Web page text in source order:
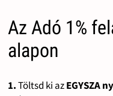
Az Adó 1%
alapon
1.Töltsd ki azEGYSZA